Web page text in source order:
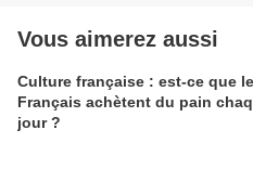
Vous aimerez aussi
Culture française : est-ce que
Français achètent du pain
jour ?